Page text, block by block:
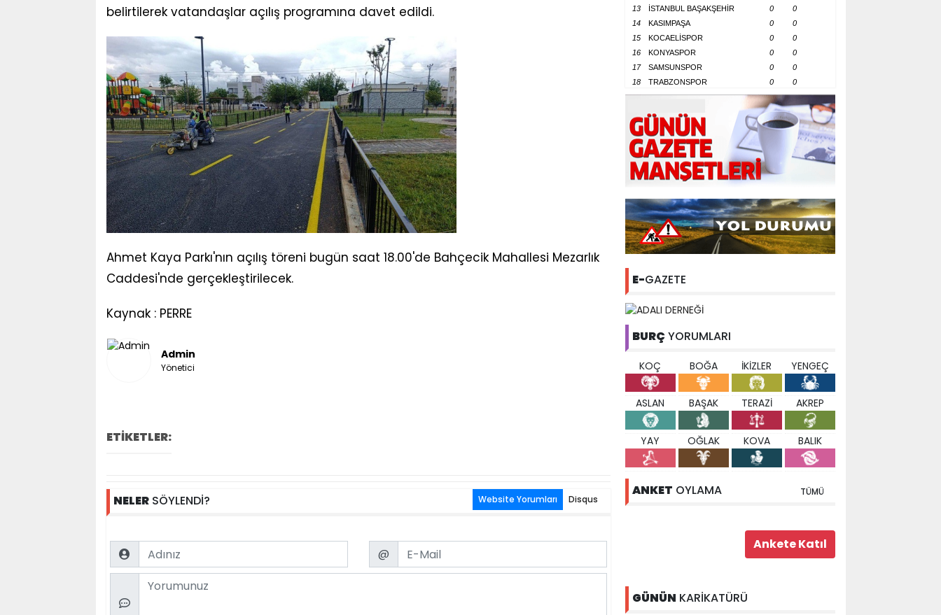
belirtilerek vatandaşlar açılış programına davet edildi.
Ahmet Kaya Parkı'nın açılış töreni bugün saat 18.00'de Bahçecik Mahallesi Mezarlık
Caddesi'nde gerçekleştirilecek.
Kaynak : PERRE
Admin
Yönetici
ETİKETLER:
NELERSÖYLENDİ? Website Yorumları Disqus
Name Email
@
Comment
13
İSTANBUL BAŞAKŞEHİR 0
0
14
KASIMPAŞA 0
0
15
KOCAELİSPOR 0
0
16
KONYASPOR 0
0
17
SAMSUNSPOR 0
0
18
TRABZONSPOR 0 0
E-GAZETE
BURÇ YORUMLARI
KOÇ BOĞA İKİZLER YENGEÇ
ASLAN BAŞAK TERAZİ AKREP
YAY OĞLAK KOVA BALIK
ANKET OYLAMA TÜMÜ
GÜNÜN KARİKATÜRÜ